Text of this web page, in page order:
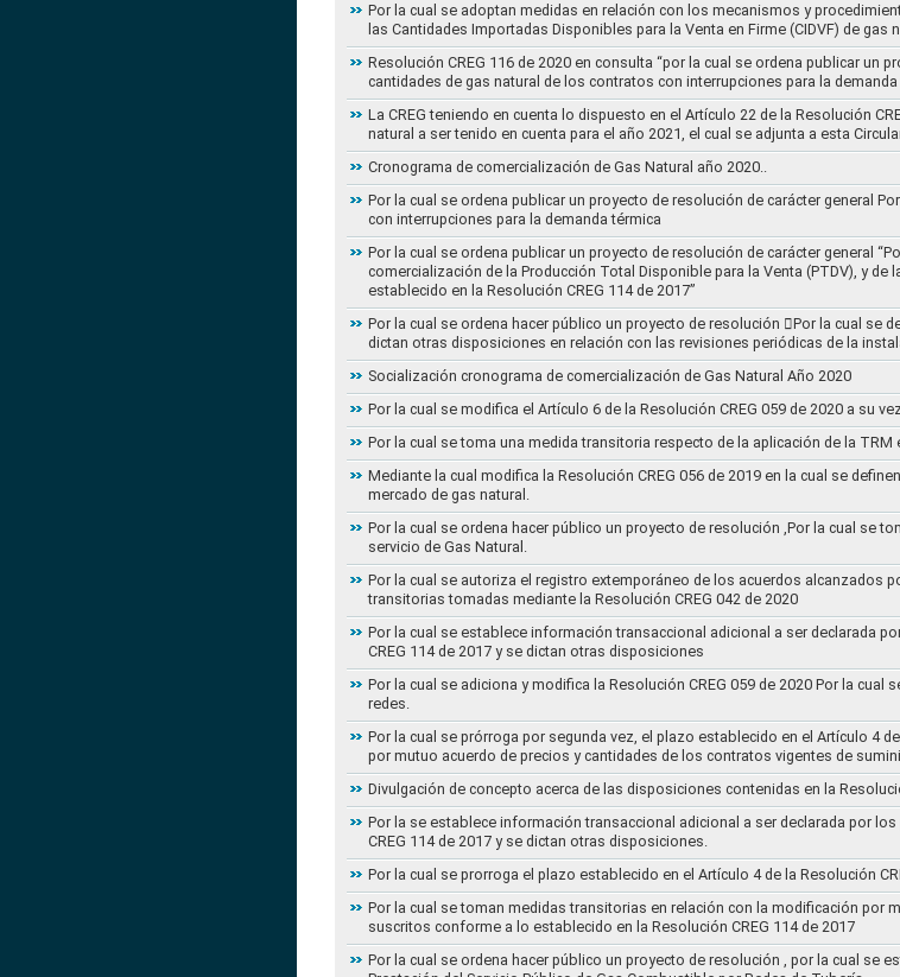
Por la cual se adoptan medidas en relación con los mecanismos y
las Cantidades Importadas Disponibles para la Venta en Firme (CIDVF) de
Resolución CREG 116 de 2020 en consulta “por la cual se ordena publicar un
cantidades de gas natural de los contratos con interrupciones para la demanda
La CREG teniendo en cuenta lo dispuesto en el Artículo 22 de la Resolución
natural a ser tenido en cuenta para el año 2021, el cual se adjunta a esta
Cronograma de comercialización de Gas Natural año 2020..
Por la cual se ordena publicar un proyecto de resolución de carácter general
con interrupciones para la demanda térmica
Por la cual se ordena publicar un proyecto de resolución de carácter general
comercialización de la Producción Total Disponible para la Venta (PTDV), y
establecido en la Resolución CREG 114 de 2017”
Por la cual se ordena hacer público un proyecto de resolución 􀂴Por la cual se
dictan otras disposiciones en relación con las revisiones periódicas de la
Socialización cronograma de comercialización de Gas Natural Año 2020
Por la cual se modifica el Artículo 6 de la Resolución CREG 059 de 2020 a su
Por la cual se toma una medida transitoria respecto de la aplicación de la
Mediante la cual modifica la Resolución CREG 056 de 2019 en la cual se
mercado de gas natural.
Por la cual se ordena hacer público un proyecto de resolución ,Por la cual se
servicio de Gas Natural.
Por la cual se autoriza el registro extemporáneo de los acuerdos alcanzados
transitorias tomadas mediante la Resolución CREG 042 de 2020
Por la cual se establece información transaccional adicional a ser declarada
CREG 114 de 2017 y se dictan otras disposiciones
Por la cual se adiciona y modifica la Resolución CREG 059 de 2020 Por la
redes.
Por la cual se prórroga por segunda vez, el plazo establecido en el Artículo 4
por mutuo acuerdo de precios y cantidades de los contratos vigentes de
Divulgación de concepto acerca de las disposiciones contenidas en la
Por la se establece información transaccional adicional a ser declarada por
CREG 114 de 2017 y se dictan otras disposiciones.
Por la cual se prorroga el plazo establecido en el Artículo 4 de la Resolución
Por la cual se toman medidas transitorias en relación con la modificación por
suscritos conforme a lo establecido en la Resolución CREG 114 de 2017
Por la cual se ordena hacer público un proyecto de resolución , por la cual se